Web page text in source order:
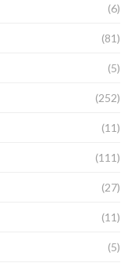
(6)
(81)
(5)
(252)
(11)
(111)
(27)
(11)
(5)